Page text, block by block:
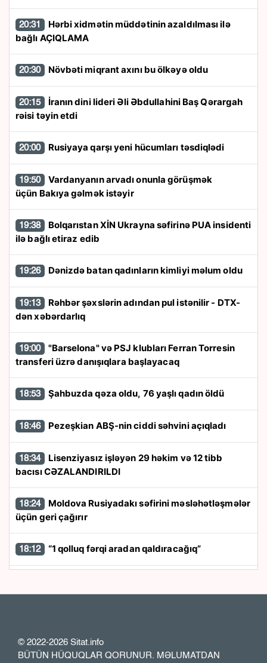
20:31
bağlı AÇIQLAMA
20:30 Növbəti miqrant axını bu ölkəyə oldu
20:15
rəisi təyin etdi
20:00 Rusiyaya qarşı yeni hücumları təsdiqlədi
19:50
üçün Bakıya gəlmək istəyir
19:38
ilə bağlı etiraz edib
19:26 Dənizdə batan qadınların kimliyi məlum oldu
19:13
dən xəbərdarlıq
19:00
transferi üzrə danışıqlara başlayacaq
18:53 Şahbuzda qəza oldu, 76 yaşlı qadın öldü
18:46 Pezeşkian ABŞ-nin ciddi səhvini açıqladı
18:34
bacısı CƏZALANDIRILDI
18:24
üçün geri çağırır
18:12 “1 qolluq fərqi aradan qaldıracağıq”
təminatları
17:40 “Xbet” və “MostBet”lə bağlı əməliyyat: 5 nəfər
© 2022-2026 Sitat.info
BÜTÜN HÜQUQLAR QORUNUR. MƏLUMATDAN